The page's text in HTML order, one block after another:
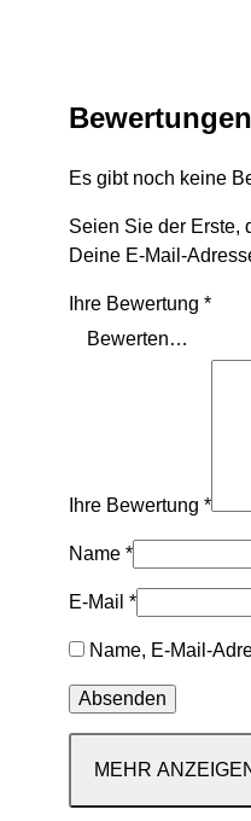
Bewertungen
Es gibt noch keine
Seien Sie der Erste,
Deine E-Mail-
Ihre Bewertung *
Ihre Bewertung *
Name *
E-Mail *
Name, E-Mail-
MEHR